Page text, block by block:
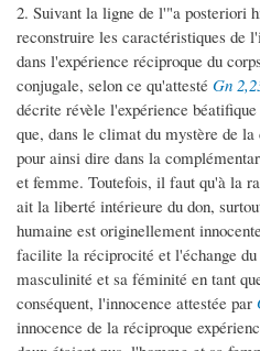
2. Suivant la ligne de l'"a posteriori
reconstruire les caractéristiques de
dans l'expérience réciproque du
conjugale, selon ce qu'attesté Gn
décrite révèle l'expérience
que, dans le climat du mystère de
pour ainsi dire dans la
et femme. Toutefois, il faut qu'à la
ait la liberté intérieure du don,
humaine est originellement
facilite la réciprocité et l'échange du
masculinité et sa féminité en tant
conséquent, l'innocence attestée par
innocence de la réciproque